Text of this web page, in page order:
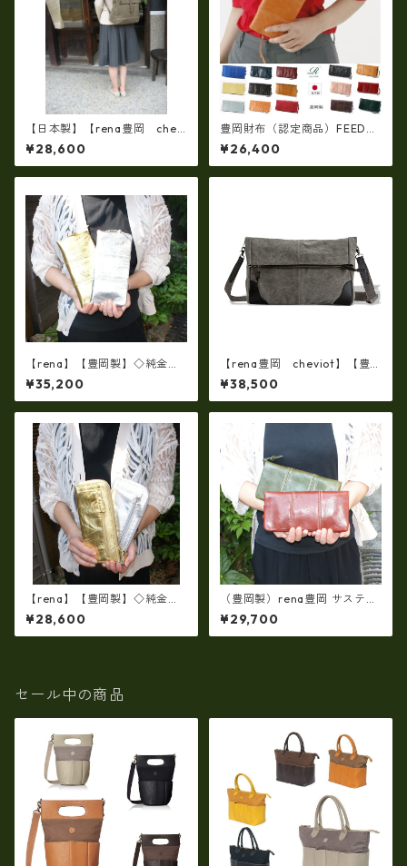
【日本製】【rena豊岡 chevi
ot】６号帆布 蝋引きバイオ
加工・リュック（rj-304-al
l））【倉敷児島製・ 6号蝋引
¥28,600
豊岡財布（認定商品）FEEDBA
G【豊岡製】（15color）スペ
イン仔牛革製☆手絞りオイル
レザーラウンドファスナー 長
¥26,400
【rena】【豊岡製】◇純金箔
革製品・限定生産☆スペイン
牛革（仔牛革）手絞り＆オイ
ルレザー長財布 rj－0071【国
¥35,200
【rena豊岡 cheviot】【豊
岡製・火山灰+松墨手染め】8
号帆布・口折り斜め掛けショ
ルダー FB-103
¥38,500
【rena】【豊岡製】◇純金銀
箔革製品・限定生産☆スペイ
ン牛革（仔牛革）手絞り＆オ
イルレザー長財布(FB-0091)
¥28,600
（豊岡製）rena豊岡 サスティ
ナブルレザー・レッザボタニ
カ 牛革ラウンドファスナー長
財布 rt-030
¥29,700
セール中の商品